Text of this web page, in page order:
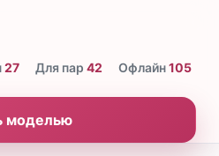
27 Для пар 42 Офлайн105
моделью